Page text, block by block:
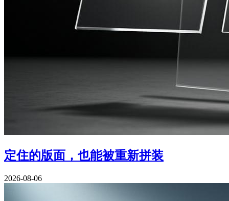
定住的版面，也能被重新拼装
2026-08-06